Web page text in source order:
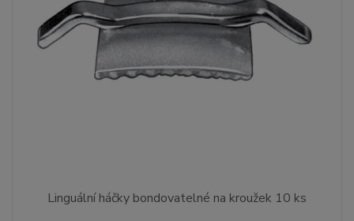
Linguální háčky bondovatelné na kroužek 10 ks